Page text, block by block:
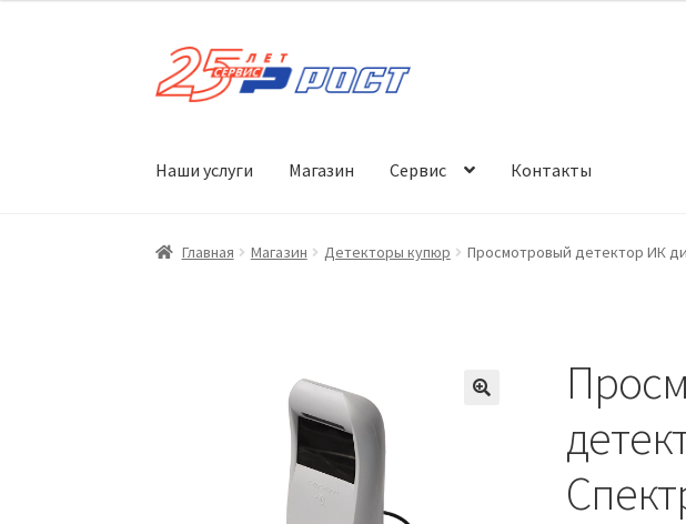
Перейти
к
Перейти
к
Наши услуги Магазин Сервис Контакты
Главная Магазин Детекторы купюр Просмотровый детектор ИК